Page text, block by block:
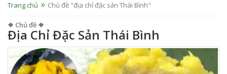
Trang chủ Chủ đề "địa chỉ đặc sản Thái Bình"
❖ Chủ đề ❖
Địa Chỉ Đặc Sản Thái Bình